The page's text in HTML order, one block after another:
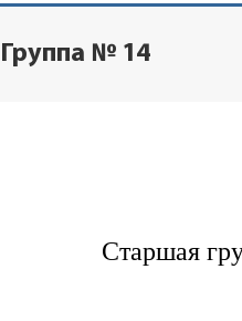
Группа № 14
Старшая